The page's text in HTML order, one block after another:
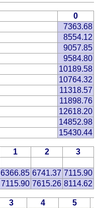
0
7363.68
8554.12
9057.85
9584.80
10189.58
10764.32
11318.57
11898.76
12618.20
14852.98
15430.44
1 2
3
6366.85 6741.37 7115.90
7115.90 7615.26 8114.62
3 4
5